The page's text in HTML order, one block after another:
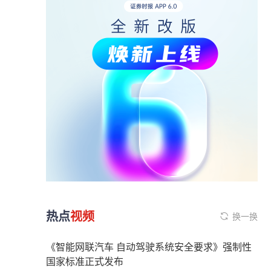
热点视频 换一换
《智能网联汽车 自动驾驶系统安全要求》强制性
国家标准正式发布